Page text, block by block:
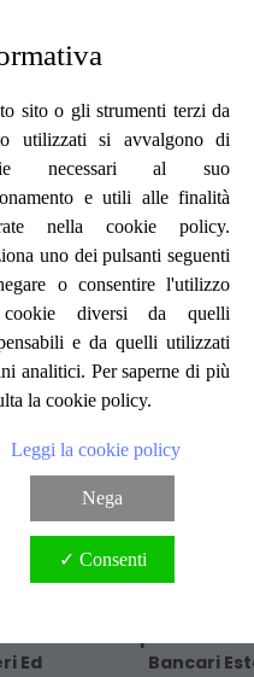
pertanto vergato da
di lapis, che non
del testo.
in cartoncino
annerita da polvere e
conservativo
e brunite come i tagli,
testo. Numero pagine
Articoli suggeriti
Ed
-20%%
Problemi E
Operative
Bancari
sito o gli strumenti terzi da
utilizzati si avvalgono di
necessari al suo
e utili alle finalità
nella cookie policy.
uno dei pulsanti seguenti
o consentire l'utilizzo
diversi da quelli
e da quelli utilizzati
analitici. Per saperne di più
la cookie policy.
Leggi la cookie policy
Nega
✓ Consenti